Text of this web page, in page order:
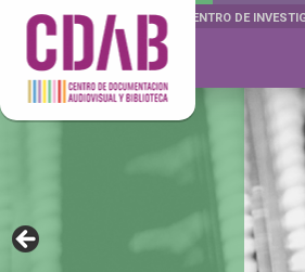
DOCUMENTA DRAMÁTICAS CENTRO DE